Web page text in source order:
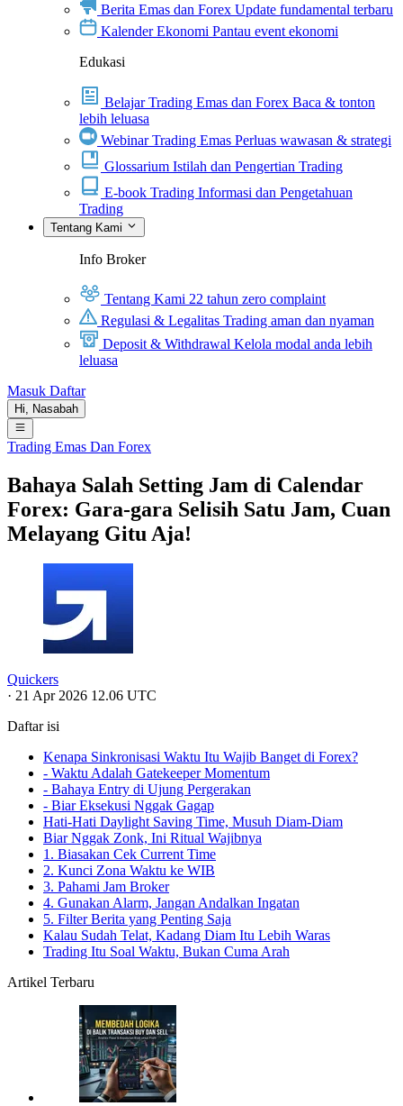
Berita Emas dan Forex Update fundamental terbaru
Kalender Ekonomi Pantau event ekonomi
Edukasi
Belajar Trading Emas dan Forex Baca & tonton
lebih leluasa
Webinar Trading Emas Perluas wawasan & strategi
Glossarium Istilah dan Pengertian Trading
E-book Trading Informasi dan Pengetahuan
Trading
Tentang Kami
Info Broker
Tentang Kami 22 tahun zero complaint
Regulasi & Legalitas Trading aman dan nyaman
Deposit & Withdrawal Kelola modal anda lebih
leluasa
Masuk Daftar
Hi, Nasabah
Trading Emas Dan Forex
Bahaya Salah Setting Jam di Calendar
Forex: Gara-gara Selisih Satu Jam, Cuan
Melayang Gitu Aja!
Quickers
· 21 Apr 2026 12.06 UTC
Daftar isi
Kenapa Sinkronisasi Waktu Itu Wajib Banget di Forex?
- Waktu Adalah Gatekeeper Momentum
- Bahaya Entry di Ujung Pergerakan
- Biar Eksekusi Nggak Gagap
Hati-Hati Daylight Saving Time, Musuh Diam-Diam
Biar Nggak Zonk, Ini Ritual Wajibnya
1. Biasakan Cek Current Time
2. Kunci Zona Waktu ke WIB
3. Pahami Jam Broker
4. Gunakan Alarm, Jangan Andalkan Ingatan
5. Filter Berita yang Penting Saja
Kalau Sudah Telat, Kadang Diam Itu Lebih Waras
Trading Itu Soal Waktu, Bukan Cuma Arah
Artikel Terbaru